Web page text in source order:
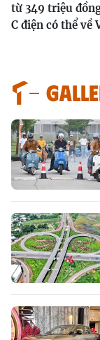
từ 349 triệu
C điện có thể về